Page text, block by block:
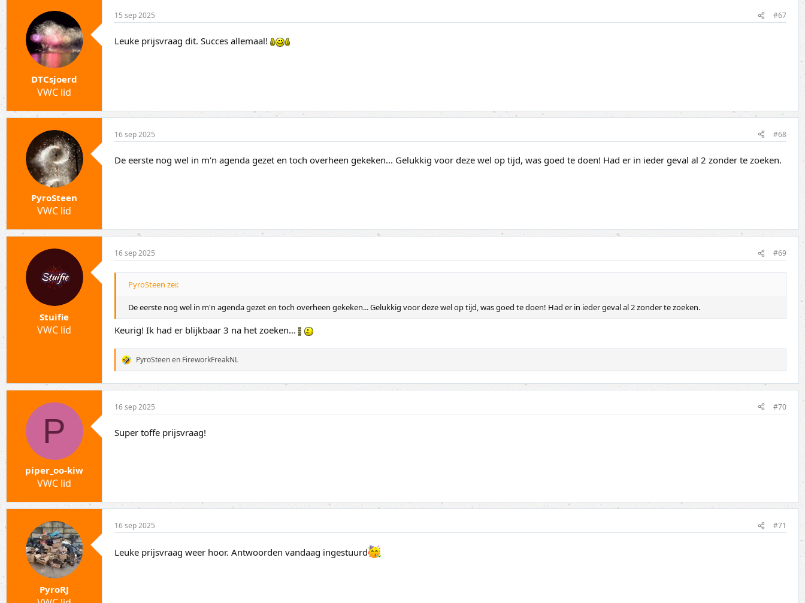
DTCsjoerd
VWC lid
15 sep 2025 #67
Leuke prijsvraag dit. Succes allemaal!
PyroSteen
VWC lid
16 sep 2025 #68
De eerste nog wel in m'n agenda gezet en toch overheen gekeken... Gelukkig voor deze wel op tijd, was goed te doen! Had er in ieder geval al 2 zonder te zoeken.
Stuifie
VWC lid
16 sep 2025 #69
PyroSteen zei:
De eerste nog wel in m'n agenda gezet en toch overheen gekeken... Gelukkig voor deze wel op tijd, was goed te doen! Had er in ieder geval al 2 zonder te zoeken.
Keurig! Ik had er blijkbaar 3 na het zoeken...
W
a
a
r
e
PyroSteenen FireworkFreakNL
P
piper_oo-kiw
VWC lid
16 sep 2025 #70
Super toffe prijsvraag!
PyroRJ
16 sep 2025 #71
Leuke prijsvraag weer hoor. Antwoorden vandaag ingestuurd